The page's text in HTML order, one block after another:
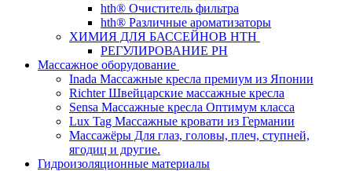
hth® Очиститель фильтра
hth® Различные ароматизаторы
ХИМИЯ ДЛЯ БАССЕЙНОВ HTH
РЕГУЛИРОВАНИЕ PH
Массажное оборудование
Inada Массажные кресла премиум из Японии
Richter Швейцарские массажные кресла
Sensа Массажные кресла Оптимум класса
Lux Tag Массажные кровати из Германии
Массажёры Для глаз, головы, плеч, ступней,
ягодиц и другие.
Гидроизоляционные материалы